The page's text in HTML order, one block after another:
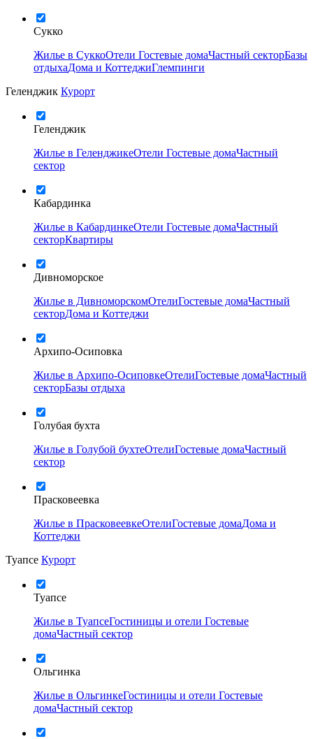
Сукко
Жилье в СуккоОтели Гостевые домаЧастный секторБазы
отдыхаДома и КоттеджиГлемпинги
Геленджик Курорт
Геленджик
Жилье в ГеленджикеОтели Гостевые домаЧастный
сектор
Кабардинка
Жилье в КабардинкеОтели Гостевые домаЧастный
секторКвартиры
Дивноморское
Жилье в ДивноморскомОтелиГостевые домаЧастный
секторДома и Коттеджи
Архипо-Осиповка
Жилье в Архипо-ОсиповкеОтелиГостевые домаЧастный
секторБазы отдыха
Голубая бухта
Жилье в Голубой бухтеОтелиГостевые домаЧастный
сектор
Прасковеевка
Жилье в ПрасковеевкеОтелиГостевые домаДома и
Коттеджи
Туапсе Курорт
Туапсе
Жилье в ТуапсеГостиницы и отели Гостевые
домаЧастный сектор
Ольгинка
Жилье в ОльгинкеГостиницы и отели Гостевые
домаЧастный сектор